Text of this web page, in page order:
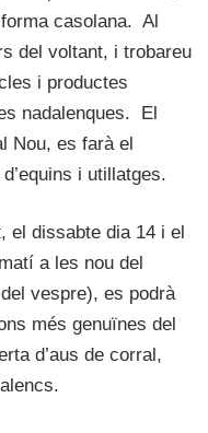
casolana. Al
del voltant, i trobareu
i productes
nadalenques. El
Nou, es farà el
i utillatges.
el dissabte dia 14 i el
a les nou del
vespre), es podrà
més genuïnes del
d’aus de corral,